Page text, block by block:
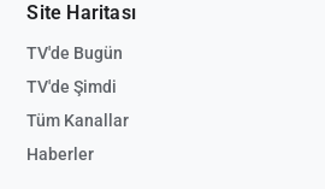
Site Haritası
TV'de Bugün
TV'de Şimdi
Tüm Kanallar
Haberler